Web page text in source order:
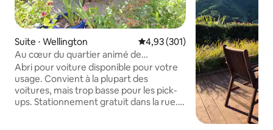
Suite ⋅ Wellington Évaluation moyenne sur la
4,93 (301)
Au cœur du quartier animé de
Newtown, privé et ensoleillé
Abri pour voiture disponible pour votre
usage. Convient à la plupart des
voitures, mais trop basse pour les pick-
ups. Stationnement gratuit dans la rue.